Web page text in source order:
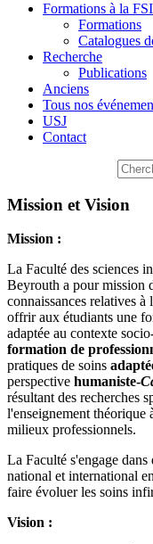
Formations à la FSI
Formations
Catalogues
Recherche
Publications
Anciens
Tous nos
USJ
Contact
Mission et Vision
Mission :
La Faculté des sciences
Beyrouth a pour mission
connaissances relatives
offrir aux étudiants une
adaptée au contexte
formation de
pratiques de soins
perspective humaniste-
résultant des recherches
l'enseignement théorique
milieux professionnels.
La Faculté s'engage dans
national et international
faire évoluer les soins
Vision :